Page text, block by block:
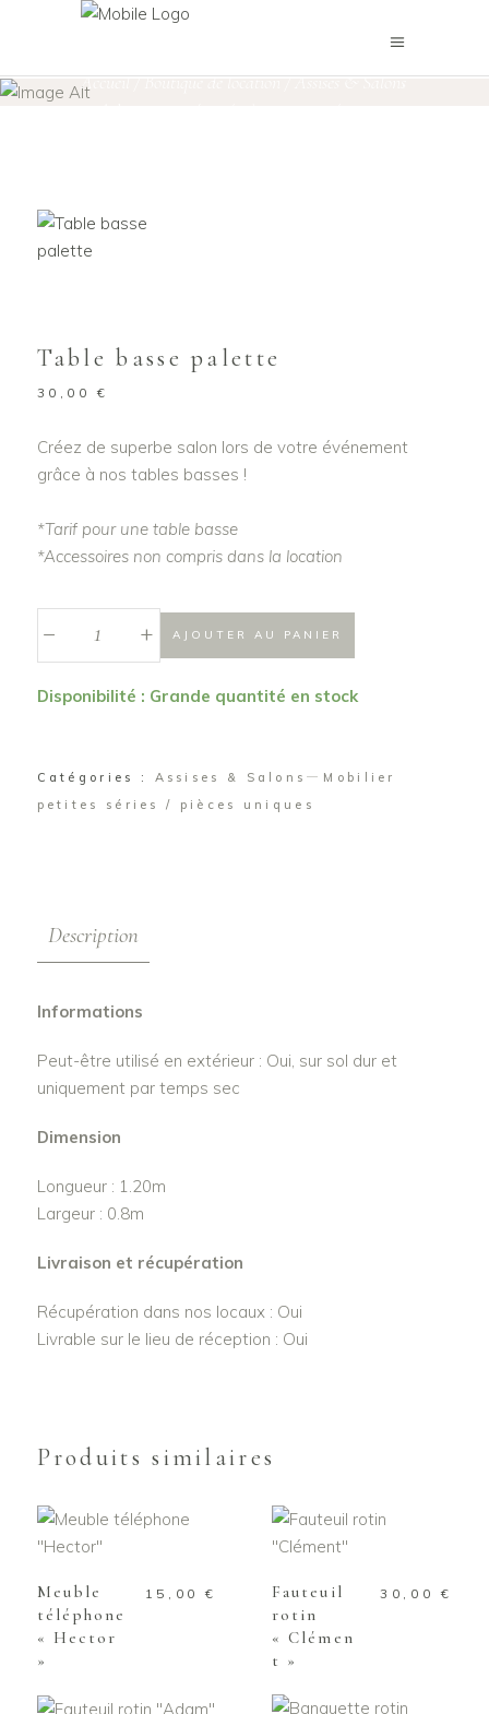
Accueil/Boutique de location/Assises & Salons
,
Table basse palette
30,00€
Créez de superbe salon lors de votre événement
grâce à nos tables basses !
*Tarif pour une table basse
*Accessoires non compris dans la location
quantité
+ AJOUTER AU PANIER
Disponibilité : Grande quantité en stock
Catégories : Assises & Salons
Mobilier
petites séries / pièces uniques
Description
Informations
Peut-être utilisé en extérieur : Oui, sur sol dur et
uniquement par temps sec
Dimension
Longueur : 1.20m
Largeur : 0.8m
Livraison et récupération
Récupération dans nos locaux : Oui
Livrable sur le lieu de réception : Oui
Produits similaires
AJOUTER AU
PANIER
Meuble
téléphone
« Hector
»
15,00€
AJOUTER AU
PANIER
Fauteuil
rotin
« Clémen
t »
30,00 €
PANIER
AJOUTER AU